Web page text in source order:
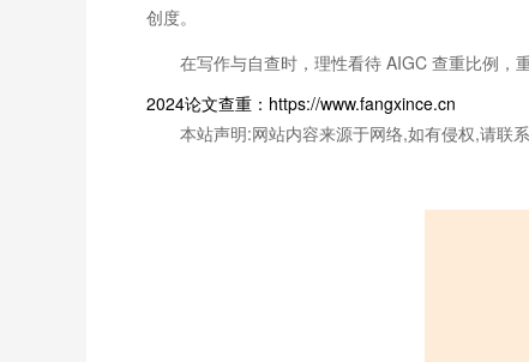
创度。
在写作与自查时，理性看待 AIGC 查重比例，
2024论文查重：https://www.fangxince.cn
本站声明:网站内容来源于网络,如有侵权,请联